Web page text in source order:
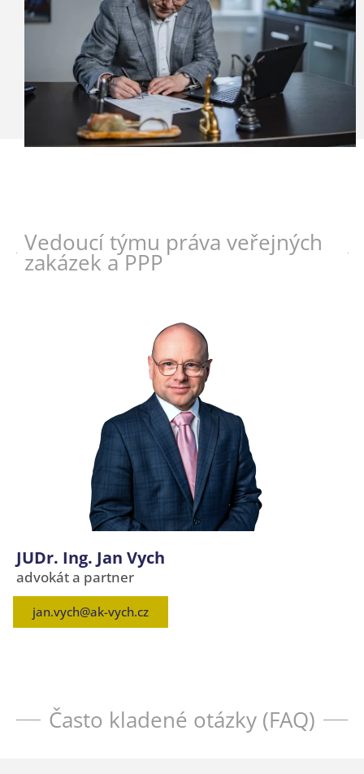
Vedoucí týmu práva veřejných
zakázek a PPP
JUDr. Ing. Jan Vych
advokát a partner
jan.vych@ak-vych.cz
Často kladené otázky (FAQ)